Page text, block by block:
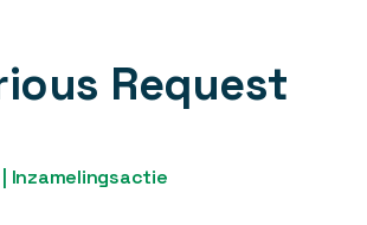
Request
Inzamelingsactie